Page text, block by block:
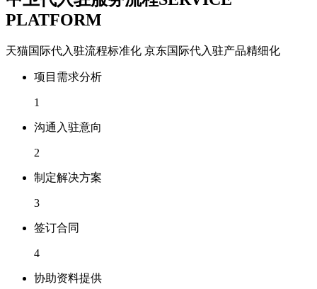
PLATFORM
天猫国际代入驻流程标准化 京东国际代入驻产品精细化
项目需求分析
1
沟通入驻意向
2
制定解决方案
3
签订合同
4
协助资料提供